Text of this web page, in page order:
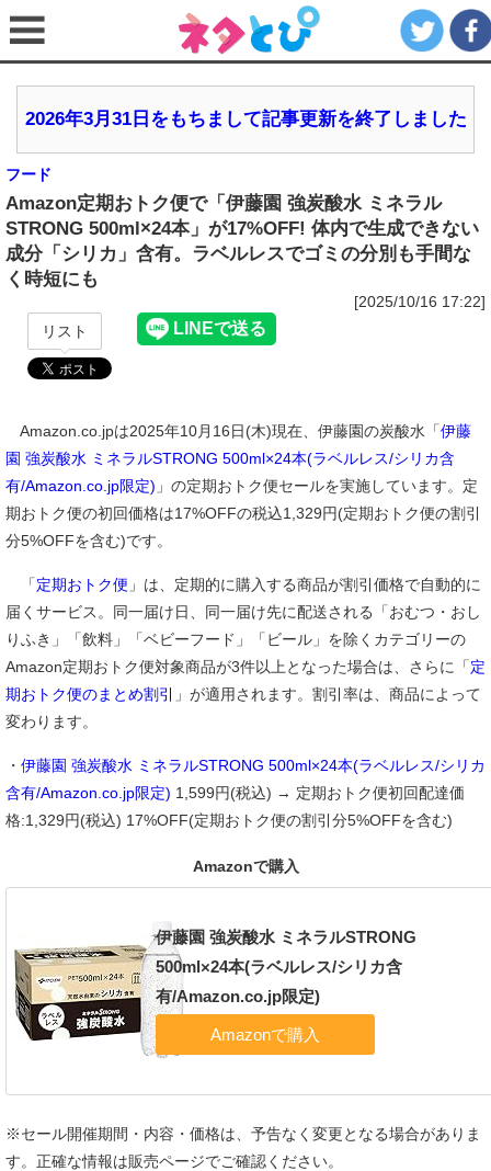
2026年3月31日をもちまして記事更新を終了しました
フード
Amazon定期おトク便で「伊藤園 強炭酸水 ミネラル
STRONG 500ml×24本」が17%OFF! 体内で生成できない
成分「シリカ」含有。ラベルレスでゴミの分別も手間な
く時短にも
[2025/10/16 17:22]
リスト
Amazon.co.jpは2025年10月16日(木)現在、伊藤園の炭酸水「伊藤
園 強炭酸水 ミネラルSTRONG 500ml×24本(ラベルレス/シリカ含
有/Amazon.co.jp限定) 」の定期おトク便セールを実施しています。定
期おトク便の初回価格は17%OFFの税込1,329円(定期おトク便の割引
分5%OFFを含む)です。
「定期おトク便 」は、定期的に購入する商品が割引価格で自動的に
届くサービス。同一届け日、同一届け先に配送される「おむつ・おし
りふき」「飲料」「ベビーフード」「ビール」を除くカテゴリーの
Amazon定期おトク便対象商品が3件以上となった場合は、さらに「定
期おトク便のまとめ割引
」が適用されます。割引率は、商品によって
変わります。
・ 伊藤園 強炭酸水 ミネラルSTRONG 500ml×24本(ラベルレス/シリカ
含有/Amazon.co.jp限定) 1,599円(税込) → 定期おトク便初回配達価
格:1,329円(税込) 17%OFF(定期おトク便の割引分5%OFFを含む)
Amazonで購入
伊藤園 強炭酸水 ミネラルSTRONG
500ml×24本(ラベルレス/シリカ含
有/Amazon.co.jp限定)
※セール開催期間・内容・価格は、予告なく変更となる場合がありま
す。正確な情報は販売ページでご確認ください。